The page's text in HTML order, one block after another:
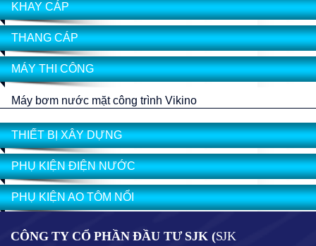
KHAY CÁP
THANG CÁP
MÁY THI CÔNG
Máy bơm nước mặt công trình Vikino
THIẾT BỊ XÂY DỰNG
PHỤ KIỆN ĐIỆN NƯỚC
PHỤ KIỆN AO TÔM NỔI
CÔNG TY CỔ PHẦN ĐẦU TƯ SJK (SJK